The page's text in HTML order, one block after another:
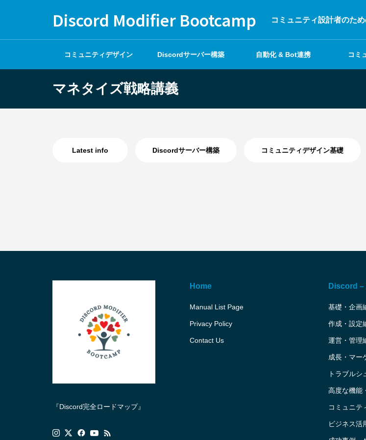
Discord Modifier Bootcamp コミュニティ設計者のた
コミュニティデザイン
基礎
Discordサーバー構築 自動化 & Bot連携 コミ
マネタイズ戦略講義
Latest info Discordサーバー構築 コミュニティデザイン基礎
Home
Manual List Page
Privacy Policy
Contact Us
Discord –
基礎・企画
作成・設定
運営・管理
成長・マー
トラブル
高度な機能
コミュニテ
ビジネス活
『Discord完全ロードマップ』